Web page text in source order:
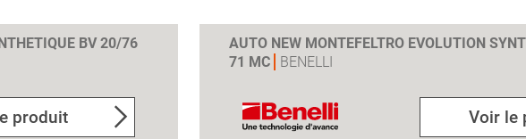
BV 20/76
produit
AUTO NEW MONTEFELTRO EVOLUTION
71 MC
BENELLI
Voir le